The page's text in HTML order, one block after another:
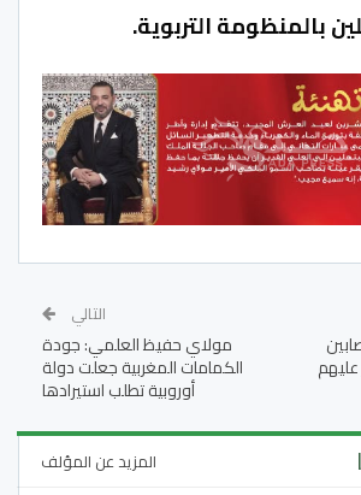
بالمنظومة التربوية.
التالي
مولاي حفيظ العلمي: جودة
الكمامات المغربية جعلت دولة
أوروبية تطلب استيرادها
المزيد عن المؤلف